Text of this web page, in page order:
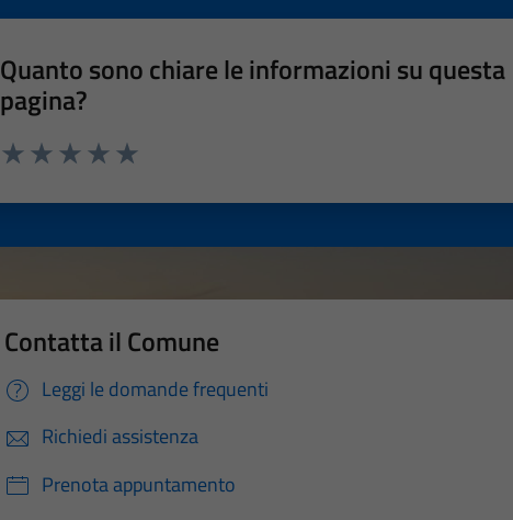
Quanto sono chiare le informazioni su questa
pagina?
Contatta il Comune
Leggi le domande frequenti
Richiedi assistenza
Prenota appuntamento